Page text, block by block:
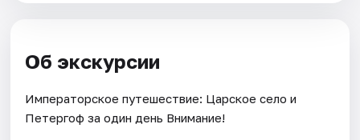
Об экскурсии
Императорское путешествие: Царское село и
Петергоф за один день Внимание!